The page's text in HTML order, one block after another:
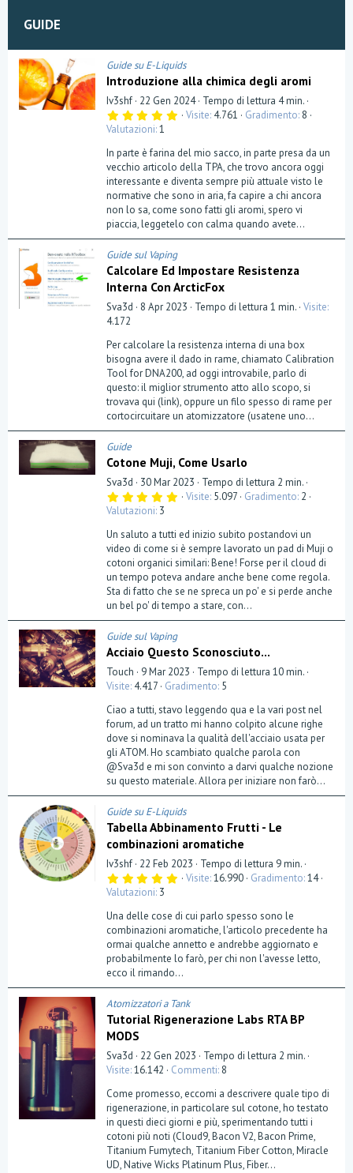
GUIDE
Guide su E-Liquids
Introduzione alla chimica degli aromi
Iv3shf 22 Gen 2024 Tempo di lettura 4 min.
5
0
s
t
e
l
l
a
(
e
)
Visite 4.761 Gradimento 8
Valutazioni 1
In parte è farina del mio sacco, in parte presa da un
vecchio articolo della TPA, che trovo ancora oggi
interessante e diventa sempre più attuale visto le
normative che sono in aria, fa capire a chi ancora
non lo sa, come sono fatti gli aromi, spero vi
piaccia, leggetelo con calma quando avete...
Guide sul Vaping
Calcolare Ed Impostare Resistenza
Interna Con ArcticFox
Sva3d 8 Apr 2023 Tempo di lettura 1 min. Visite
4.172
Per calcolare la resistenza interna di una box
bisogna avere il dado in rame, chiamato Calibration
Tool for DNA200, ad oggi introvabile, parlo di
questo: il miglior strumento atto allo scopo, si
trovava qui (link), oppure un filo spesso di rame per
cortocircuitare un atomizzatore (usatene uno...
Guide
Cotone Muji, Come Usarlo
Sva3d 30 Mar 2023
Tempo di lettura 2 min.
5
s
e
l
l
a
(
e
)
Visite 5.097 Gradimento 2
Valutazioni 3
Un saluto a tutti ed inizio subito postandovi un
video di come si è sempre lavorato un pad di Muji o
cotoni organici similari: Bene! Forse per il cloud di
un tempo poteva andare anche bene come regola.
Sta di fatto che se ne spreca un po' e si perde anche
un bel po' di tempo a stare, con...
Guide sul Vaping
Acciaio Questo Sconosciuto...
Touch 9 Mar 2023
Tempo di lettura 10 min.
Visite 4.417 Gradimento 5
Ciao a tutti, stavo leggendo qua e la vari post nel
forum, ad un tratto mi hanno colpito alcune righe
dove si nominava la qualità dell'acciaio usata per
gli ATOM. Ho scambiato qualche parola con
@Sva3d e mi son convinto a darvi qualche nozione
su questo materiale. Allora per iniziare non farò...
Guide su E-Liquids
Tabella Abbinamento Frutti - Le
combinazioni aromatiche
Iv3shf 22 Feb 2023
Tempo di lettura 9 min.
5
0
s
t
e
l
l
(
e
)
Visite 16.990 Gradimento 14
Valutazioni 3
Una delle cose di cui parlo spesso sono le
combinazioni aromatiche, l'articolo precedente ha
ormai qualche annetto e andrebbe aggiornato e
probabilmente lo farò, per chi non l'avesse letto,
ecco il rimando...
Atomizzatori a Tank
Tutorial Rigenerazione Labs RTA BP
MODS
Sva3d 22 Gen 2023
Tempo di lettura 2 min.
Visite 16.142 Commenti 8
Come promesso, eccomi a descrivere quale tipo di
rigenerazione, in particolare sul cotone, ho testato
in questi dieci giorni e più, sperimentando tutti i
cotoni più noti (Cloud9, Bacon V2, Bacon Prime,
Titanium Fumytech, Titanium Fiber Cotton, Miracle
UD, Native Wicks Platinum Plus, Fiber...